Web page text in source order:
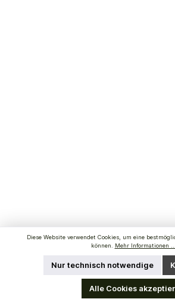
Diese Website verwendet Cookies, um eine
können.
Mehr Informationen ...
Nur technisch notwendige
Alle Cookies